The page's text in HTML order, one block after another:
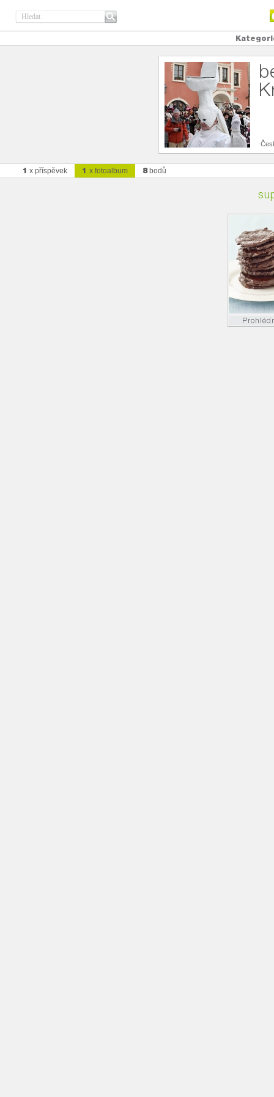
1 x příspěvek 1 x fotoalbum 8bodů